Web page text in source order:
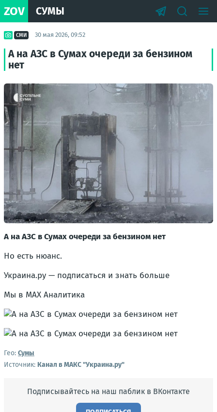
ZOV СУМЫ
СМИ 30 мая 2026, 09:52
А на АЗС в Сумах очереди за бензином
нет
А на АЗС в Сумах очереди за бензином нет
Но есть нюанс.
Украина.ру — подписаться и знать больше
Мы в MAX Аналитика
Гео: Сумы
Источник: Канал в МАКС "Украина.ру"
Подписывайтесь на наш паблик в ВКонтакте